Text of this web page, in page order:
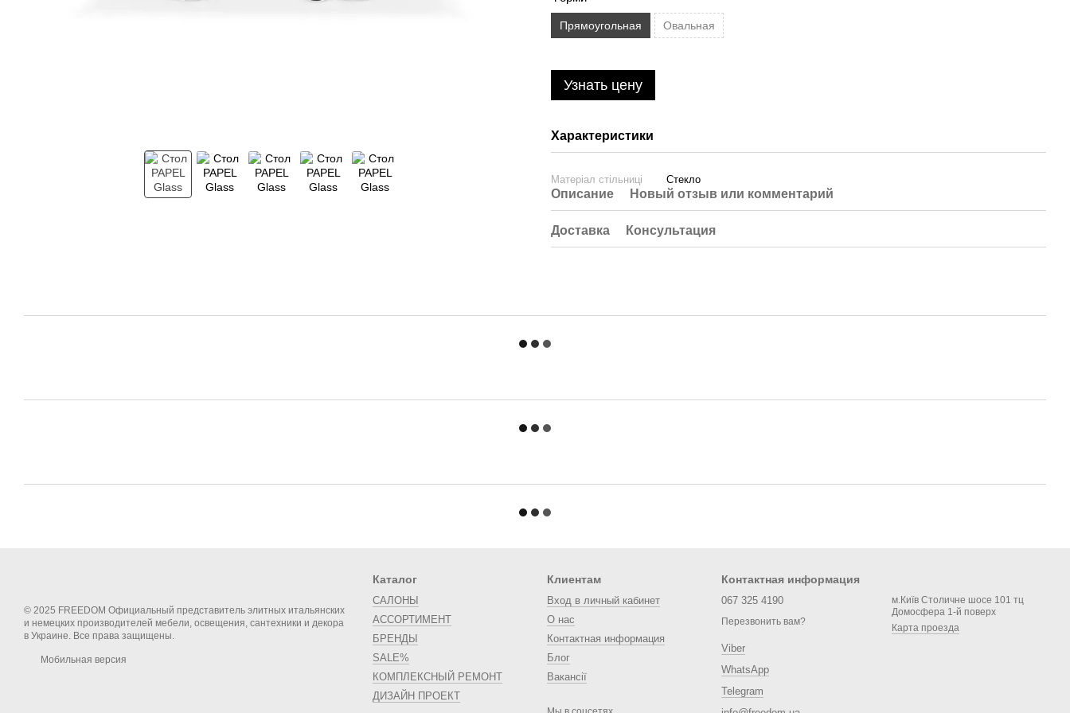
Прямоугольная Овальная
Узнать цену
Характеристики
Матеріал стільниці Стекло
Описание Новый отзыв или комментарий
Доставка Консультация
© 2025 FREEDOM Официальный представитель элитных итальянских
и немецких производителей мебели, освещения, сантехники и декора
в Украине. Все права защищены.
Мобильная версия
Каталог
САЛОНЫ
АССОРТИМЕНТ
БРЕНДЫ
SALE%
КОМПЛЕКСНЫЙ РЕМОНТ
ДИЗАЙН ПРОЕКТ
Клиентам
Вход в личный кабинет
О нас
Контактная информация
Блог
Вакансії
Контактная информация
067 325 4190
Перезвонить вам?
Viber
WhatsApp
Telegram
м.Київ Столичне шосе 101 тц
Домосфера 1-й поверх
Карта проезда